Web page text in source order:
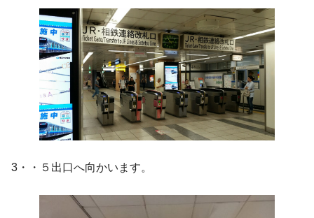
3・・５出口へ向かいます。